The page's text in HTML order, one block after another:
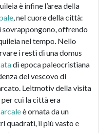
è infine l’area della
, nel cuore della città:
sovrappongono, offrendo
nel tempo. Nello
i resti di una domus
di epoca paleocristiana
del vescovo di
Leitmotiv della visita
per cui la città era
è ornata da un
quadrati, il più vasto e